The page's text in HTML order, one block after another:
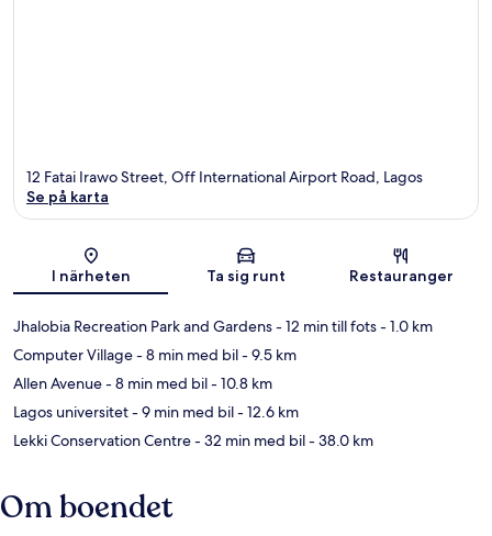
Karta
12 Fatai Irawo Street, Off International Airport Road, Lagos
Se på karta
I närheten Ta sig runt Restauranger
Jhalobia Recreation Park and Gardens- 12 min till fots- 1.0 km
Computer Village- 8 min med bil- 9.5 km
Allen Avenue- 8 min med bil- 10.8 km
Lagos universitet- 9 min med bil- 12.6 km
Lekki Conservation Centre- 32 min med bil- 38.0 km
Om boendet